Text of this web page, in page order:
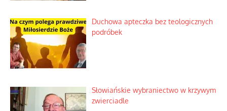
Duchowa apteczka bez teologicznych
podróbek
Słowiańskie wybraniectwo w krzywym
zwierciadle